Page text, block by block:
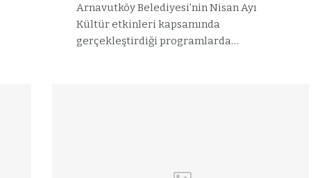
Arnavutköy Belediyesi’nin Nisan Ayı
Kültür etkinleri kapsamında
gerçekleştirdiği programlarda…
VIDEO GALERI